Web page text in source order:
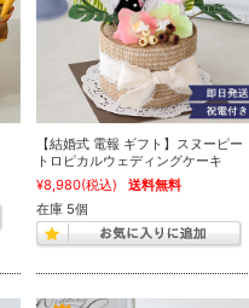
【結婚式 電報 ギフト】スヌーピー
トロピカルウェディングケーキ
¥8,980(税込)
送料無料
在庫 5個